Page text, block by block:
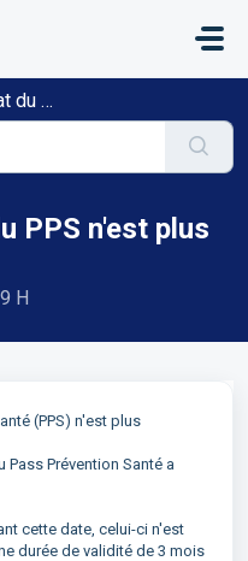
PPS n'est plus
H
(PPS) n'est plus
Pass Prévention Santé a
cette date, celui-ci n'est
durée de validité de 3 mois